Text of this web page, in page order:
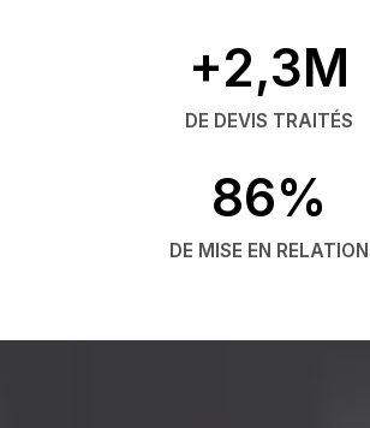
+2,3M
DE DEVIS TRAITÉS
86%
DE MISE EN RELATION